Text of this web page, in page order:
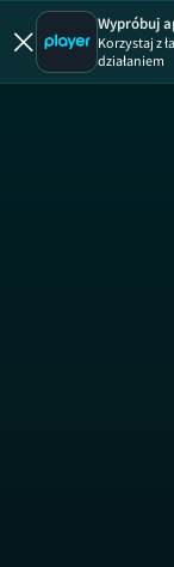
Wypróbuj
Korzystaj z
działaniem